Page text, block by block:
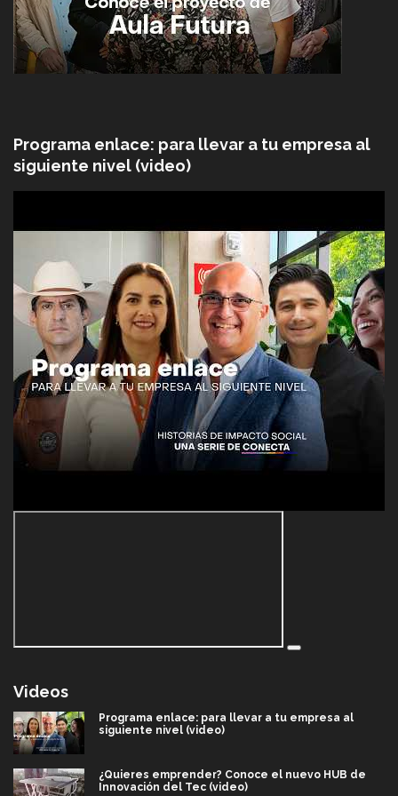
Programa enlace: para llevar a tu empresa al
siguiente nivel (video)
Videos
Programa enlace: para llevar a tu empresa al
siguiente nivel (video)
¿Quieres emprender? Conoce el nuevo HUB de
Innovación del Tec (video)